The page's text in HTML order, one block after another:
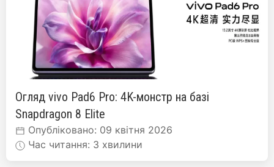
Огляд vivo Pad6 Pro: 4K-монстр на базі
Snapdragon 8 Elite
Опубліковано: 09 квітня 2026
Час читання: 3 хвилини